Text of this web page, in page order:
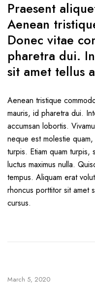
Praesent
Aenean
Donec vitae
pharetra dui.
sit amet tellus
Aenean tristique
mauris, id pharetra dui.
accumsan lobortis.
neque est molestie
turpis. Etiam quam
luctus maximus nulla.
tempus. Aliquam erat
rhoncus porttitor sit amet
cursus.
March 5, 2020